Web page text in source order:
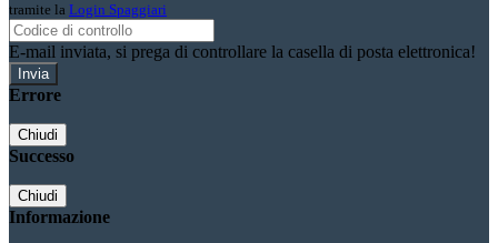
tramite la Login Spaggiari
E-mail inviata, si prega di controllare la casella di posta elettronica!
Errore
Chiudi
Successo
Chiudi
Informazione